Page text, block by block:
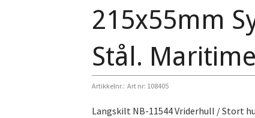
215x55mm
Stål.
Artikkelnr.: Art nr: 108405
Langskilt NB-11544 Vriderhull / Stort